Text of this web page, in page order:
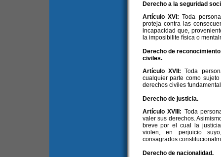
Derecho a la seguridad
Artículo XVI:Toda
proteja contra las
incapacidad que,
la imposibilite física o
Derecho de
civiles.
Artículo XVII:Toda
cualquier parte como
derechos civiles
Derecho de justicia.
Artículo XVIII: Toda
valer sus derechos.
breve por el cual la
violen, en perjuicio
consagrados
Derecho de nacionalidad.